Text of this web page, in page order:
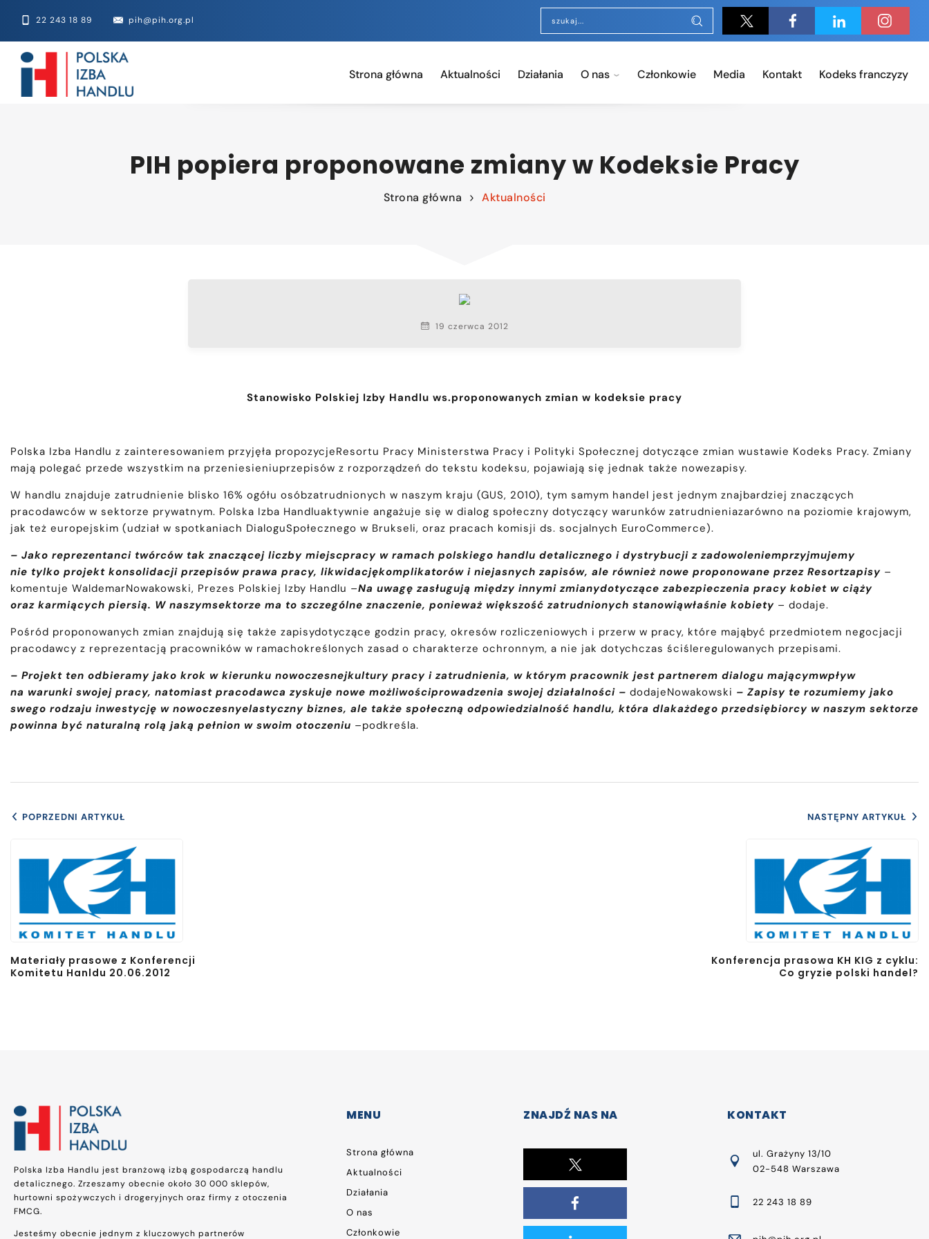
22 243 18 89 pih@pih.org.pl
Strona główna Aktualności Działania O nas Członkowie Media Kontakt Kodeks franczyzy
PIH popiera proponowane zmiany w Kodeksie Pracy
Strona główna Aktualności
19 czerwca 2012
Stanowisko Polskiej Izby Handlu ws.proponowanych zmian w kodeksie pracy
Polska Izba Handlu z zainteresowaniem przyjęła propozycjeResortu Pracy Ministerstwa Pracy i Polityki Społecznej dotyczące zmian wustawie Kodeks Pracy. Zmiany
mają polegać przede wszystkim na przeniesieniuprzepisów z rozporządzeń do tekstu kodeksu, pojawiają się jednak także nowezapisy.
W handlu znajduje zatrudnienie blisko 16% ogółu osóbzatrudnionych w naszym kraju (GUS, 2010), tym samym handel jest jednym znajbardziej znaczących
pracodawców w sektorze prywatnym. Polska Izba Handluaktywnie angażuje się w dialog społeczny dotyczący warunków zatrudnieniazarówno na poziomie krajowym,
jak też europejskim (udział w spotkaniach DialoguSpołecznego w Brukseli, oraz pracach komisji ds. socjalnych EuroCommerce).
– Jako reprezentanci twórców tak znaczącej liczby miejscpracy w ramach polskiego handlu detalicznego i dystrybucji z zadowoleniemprzyjmujemy
nie tylko projekt konsolidacji przepisów prawa pracy, likwidacjękomplikatorów i niejasnych zapisów, ale również nowe proponowane przez Resortzapisy –
komentuje WaldemarNowakowski, Prezes Polskiej Izby Handlu –Na uwagę zasługują między innymi zmianydotyczące zabezpieczenia pracy kobiet w ciąży
oraz karmiących piersią. W naszymsektorze ma to szczególne znaczenie, ponieważ większość zatrudnionych stanowiąwłaśnie kobiety – dodaje.
Pośród proponowanych zmian znajdują się także zapisydotyczące godzin pracy, okresów rozliczeniowych i przerw w pracy, które mająbyć przedmiotem negocjacji
pracodawcy z reprezentacją pracowników w ramachokreślonych zasad o charakterze ochronnym, a nie jak dotychczas ściśleregulowanych przepisami.
– Projekt ten odbieramy jako krok w kierunku nowoczesnejkultury pracy i zatrudnienia, w którym pracownik jest partnerem dialogu mającymwpływ
na warunki swojej pracy, natomiast pracodawca zyskuje nowe możliwościprowadzenia swojej działalności – dodajeNowakowski – Zapisy te rozumiemy jako
swego rodzaju inwestycję w nowoczesnyelastyczny biznes, ale także społeczną odpowiedzialność handlu, która dlakażdego przedsiębiorcy w naszym sektorze
powinna być naturalną rolą jaką pełnion w swoim otoczeniu –podkreśla.
POPRZEDNI ARTYKUŁ
Materiały prasowe z Konferencji
Komitetu Hanldu 20.06.2012
NASTĘPNY ARTYKUŁ
Konferencja prasowa KH KIG z cyklu:
Co gryzie polski handel?
Polska Izba Handlu jest branżową izbą gospodarczą handlu
detalicznego. Zrzeszamy obecnie około 30 000 sklepów,
hurtowni spożywczych i drogeryjnych oraz firmy z otoczenia
FMCG.
Jesteśmy obecnie jednym z kluczowych partnerów
MENU
Strona główna
Aktualności
Działania
O nas
Członkowie
ZNAJDŹ NAS NA KONTAKT
ul. Grażyny 13/10
02-548 Warszawa
22 243 18 89